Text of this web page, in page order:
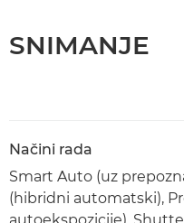
SNIMANJE
Načini rada
Smart Auto (uz
(hibridni automatski),